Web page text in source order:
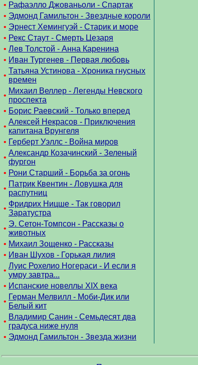
• Рафаэлло Джованьоли - Спартак
• Эдмонд Гамильтон - Звездные короли
• Эрнест Хемингуэй - Старик и море
• Рекс Стаут - Смерть Цезаря
• Лев Толстой - Анна Каренина
• Иван Тургенев - Первая любовь
•
Татьяна Устинова - Хроника гнусных
времен
•
Михаил Веллер - Легенды Невского
проспекта
• Борис Раевский - Только вперед
•
Алексей Некрасов - Приключения
капитана Врунгеля
• Герберт Уэллс - Война миров
•
Александр Козачинский - Зеленый
фургон
• Рони Старший - Борьба за огонь
•
Патрик Квентин - Ловушка для
распутниц
•
Фридрих Ницше - Так говорил
Заратустра
•
Э. Сетон-Томпсон - Рассказы о
животных
• Михаил Зощенко - Рассказы
• Иван Шухов - Горькая лилия
•
Луис Рохелио Ногераси - И если я
умру завтра...
• Испанские новеллы XIX века
•
Герман Мелвилл - Моби-Дик или
Белый кит
•
Владимир Санин - Семьдесят два
градуса ниже нуля
• Эдмонд Гамильтон - Звезда жизни